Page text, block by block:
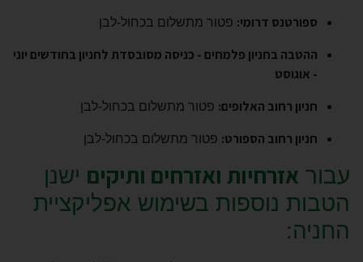
ספורטנס דרומי: פטור מתשלום בכחול-לבן
ההטבה בחניון פלמחים - כניסה מסובסדת לחניון בחודשים יוני
- אוגוסט
חניון רחוב האלופים: פטור מתשלום בכחול-לבן
חניון רחוב הספורט: פטור מתשלום בכחול-לבן
עבור אזרחיות ואזרחים ותיקים ישנן
הטבות נוספות בשימוש אפליקציית
החניה: